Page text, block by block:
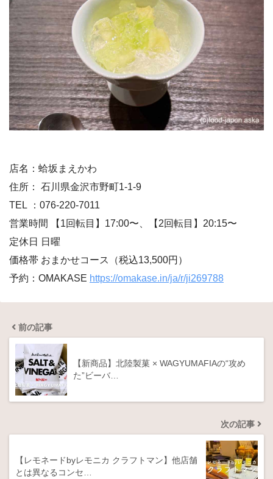
店名：蛤坂まえかわ
住所： 石川県金沢市野町1-1-9
TEL ：076-220-7011
営業時間 【1回転目】17:00〜、【2回転目】20:15〜
定休日 日曜
価格帯 おまかせコース（税込13,500円）
予約：OMAKASE https://omakase.in/ja/r/ji269788
前の記事
【新商品】北陸製菓 × WAGYUMAFIAの“攻め
た”ビーバ…
次の記事
【レモネードbyレモニカ クラフトマン】他店舗
とは異なるコンセ…